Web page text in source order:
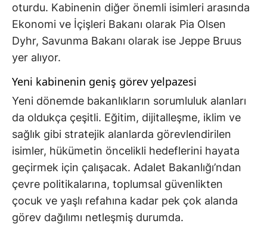
oturdu. Kabinenin diğer önemli isimleri arasında
Ekonomi ve İçişleri Bakanı olarak Pia Olsen
Dyhr, Savunma Bakanı olarak ise Jeppe Bruus
yer alıyor.
Yeni kabinenin geniş görev yelpazesi
Yeni dönemde bakanlıkların sorumluluk alanları
da oldukça çeşitli. Eğitim, dijitalleşme, iklim ve
sağlık gibi stratejik alanlarda görevlendirilen
isimler, hükümetin öncelikli hedeflerini hayata
geçirmek için çalışacak. Adalet Bakanlığı’ndan
çevre politikalarına, toplumsal güvenlikten
çocuk ve yaşlı refahına kadar pek çok alanda
görev dağılımı netleşmiş durumda.